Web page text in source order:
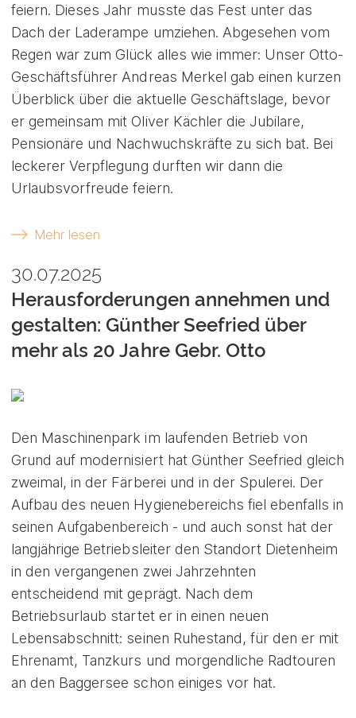
feiern. Dieses Jahr musste das Fest unter das
Dach der Laderampe umziehen. Abgesehen vom
Regen war zum Glück alles wie immer: Unser Otto-
Geschäftsführer Andreas Merkel gab einen kurzen
Überblick über die aktuelle Geschäftslage, bevor
er gemeinsam mit Oliver Kächler die Jubilare,
Pensionäre und Nachwuchskräfte zu sich bat. Bei
leckerer Verpflegung durften wir dann die
Urlaubsvorfreude feiern.
Mehr lesen
30.07.2025
Herausforderungen annehmen und
gestalten: Günther Seefried über
mehr als 20 Jahre Gebr. Otto
Den Maschinenpark im laufenden Betrieb von
Grund auf modernisiert hat Günther Seefried gleich
zweimal, in der Färberei und in der Spulerei. Der
Aufbau des neuen Hygienebereichs fiel ebenfalls in
seinen Aufgabenbereich - und auch sonst hat der
langjährige Betriebsleiter den Standort Dietenheim
in den vergangenen zwei Jahrzehnten
entscheidend mit geprägt. Nach dem
Betriebsurlaub startet er in einen neuen
Lebensabschnitt: seinen Ruhestand, für den er mit
Ehrenamt, Tanzkurs und morgendliche Radtouren
an den Baggersee schon einiges vor hat.